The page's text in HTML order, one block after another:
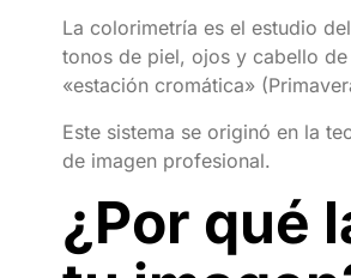
La colorimetría es el estudio
tonos de piel, ojos y cabello
«estación cromática»
Este sistema se originó en la
de imagen profesional.
¿Por qué